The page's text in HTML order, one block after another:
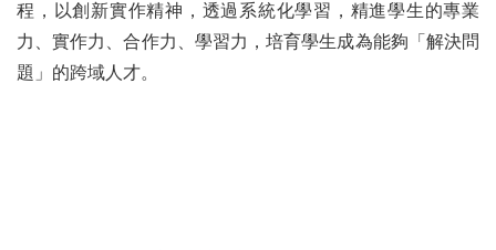
程，以創新實作精神，透過系統化學習，精進學生的專業
力、實作力、合作力、學習力，培育學生成為能夠「解決問
題」的跨域人才。